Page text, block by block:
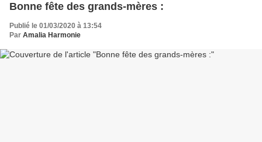
Bonne fête des grands-mères :
Publié le 01/03/2020 à 13:54
Par Amalia Harmonie